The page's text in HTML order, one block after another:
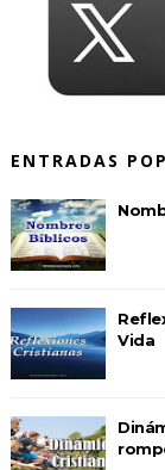
ENTRADAS
Vida